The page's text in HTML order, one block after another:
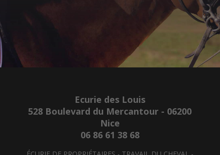
Ecurie des Louis
528 Boulevard du Mercantour - 06200
Nice
06 86 61 38 68